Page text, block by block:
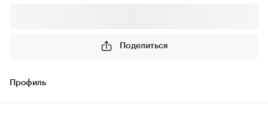
Поделиться
Профиль